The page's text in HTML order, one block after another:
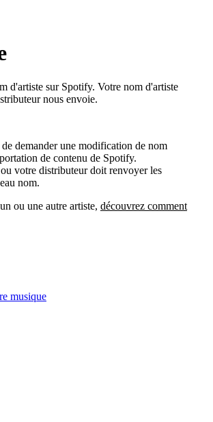
d'artiste sur Spotify. Votre nom d'artiste
nous envoie.
demander une modification de nom
de contenu de Spotify.
votre distributeur doit renvoyer les
nom.
ou une autre artiste, découvrez comment
musique